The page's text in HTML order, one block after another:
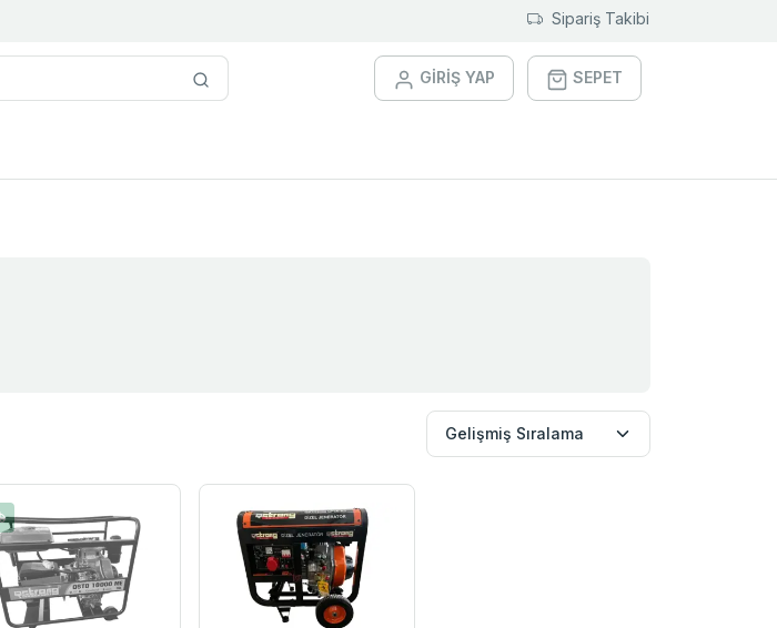
Sipariş Takibi
GİRİŞ YAP SEPET